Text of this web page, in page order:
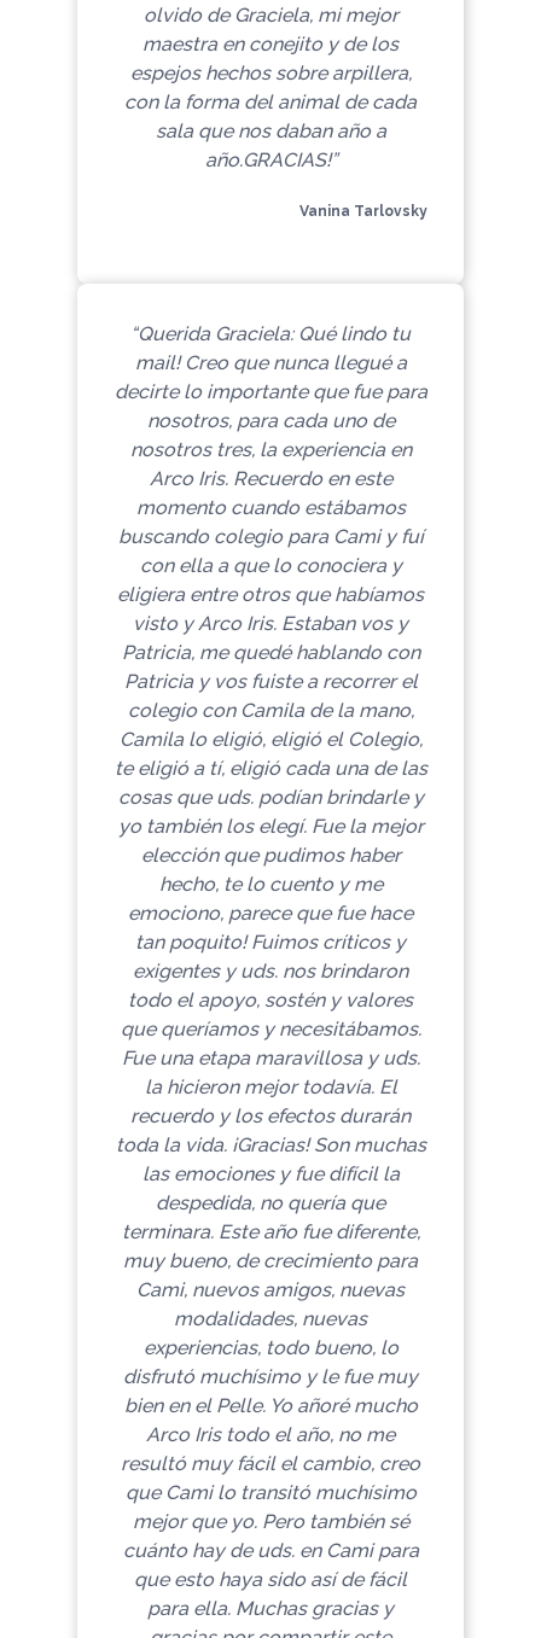
olvido de Graciela, mi mejor
maestra en conejito y de los
espejos hechos sobre arpillera,
con la forma del animal de cada
sala que nos daban año a
año.GRACIAS!”
Vanina Tarlovsky
“Querida Graciela: Qué lindo tu
mail! Creo que nunca llegué a
decirte lo importante que fue para
nosotros, para cada uno de
nosotros tres, la experiencia en
Arco Iris. Recuerdo en este
momento cuando estábamos
buscando colegio para Cami y fuí
con ella a que lo conociera y
eligiera entre otros que habíamos
visto y Arco Iris. Estaban vos y
Patricia, me quedé hablando con
Patricia y vos fuiste a recorrer el
colegio con Camila de la mano,
Camila lo eligió, eligió el Colegio,
te eligió a tí, eligió cada una de las
cosas que uds. podían brindarle y
yo también los elegí. Fue la mejor
elección que pudimos haber
hecho, te lo cuento y me
emociono, parece que fue hace
tan poquito! Fuimos críticos y
exigentes y uds. nos brindaron
todo el apoyo, sostén y valores
que queríamos y necesitábamos.
Fue una etapa maravillosa y uds.
la hicieron mejor todavía. El
recuerdo y los efectos durarán
toda la vida. ¡Gracias! Son muchas
las emociones y fue difícil la
despedida, no quería que
terminara. Este año fue diferente,
muy bueno, de crecimiento para
Cami, nuevos amigos, nuevas
modalidades, nuevas
experiencias, todo bueno, lo
disfrutó muchísimo y le fue muy
bien en el Pelle. Yo añoré mucho
Arco Iris todo el año, no me
resultó muy fácil el cambio, creo
que Cami lo transitó muchísimo
mejor que yo. Pero también sé
cuánto hay de uds. en Cami para
que esto haya sido así de fácil
para ella. Muchas gracias y